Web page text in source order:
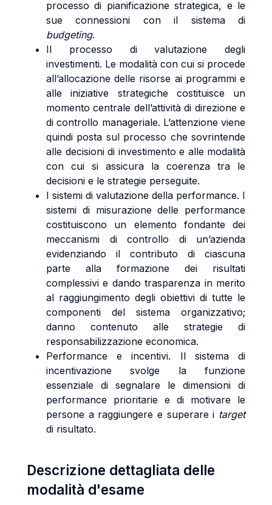
processo di pianificazione strategica, e le
sue connessioni con il sistema di
budgeting.
Il processo di valutazione degli
investimenti. Le modalità con cui si procede
all’allocazione delle risorse ai programmi e
alle iniziative strategiche costituisce un
momento centrale dell’attività di direzione e
di controllo manageriale. L’attenzione viene
quindi posta sul processo che sovrintende
alle decisioni di investimento e alle modalità
con cui si assicura la coerenza tra le
decisioni e le strategie perseguite.
I sistemi di valutazione della performance. I
sistemi di misurazione delle performance
costituiscono un elemento fondante dei
meccanismi di controllo di un’azienda
evidenziando il contributo di ciascuna
parte alla formazione dei risultati
complessivi e dando trasparenza in merito
al raggiungimento degli obiettivi di tutte le
componenti del sistema organizzativo;
danno contenuto alle strategie di
responsabilizzazione economica.
Performance e incentivi. Il sistema di
incentivazione svolge la funzione
essenziale di segnalare le dimensioni di
performance prioritarie e di motivare le
persone a raggiungere e superare i target
di risultato.
Descrizione dettagliata delle
modalità d'esame